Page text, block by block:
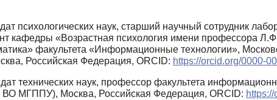
психологических наук, старший научный сотрудник
кафедры «Возрастная психология имени профессора
факультета «Информационные технологии»,
Российская Федерация, ORCID: https://orcid.org/0000-
технических наук, профессор факультета
ВО МГППУ), Москва, Российская Федерация, ORCID: